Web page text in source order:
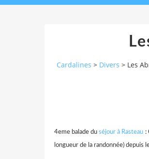
Cardalines > Divers > Les
4eme balade du séjour à Rasteau :
longueur de la randonnée) depuis